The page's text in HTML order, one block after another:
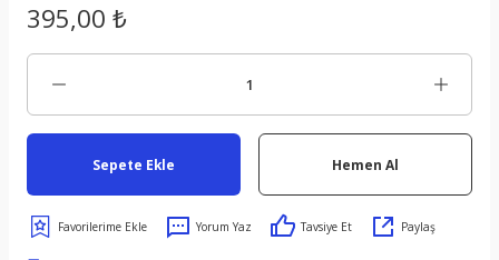
395,00 ₺
Sepete Ekle Hemen Al
Yorum Yaz Tavsiye Et Paylaş